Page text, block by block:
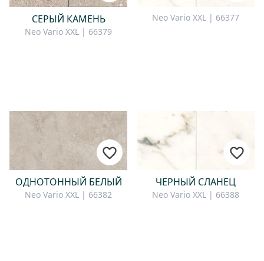
СЕРЫЙ КАМЕНЬ
Neo Vario XXL | 66379
Neo Vario XXL | 66377
ОДНОТОННЫЙ БЕЛЫЙ
Neo Vario XXL | 66382
ЧЕРНЫЙ СЛАНЕЦ
Neo Vario XXL | 66388